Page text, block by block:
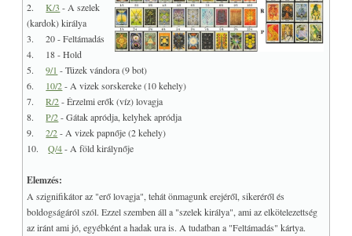
2.K/3 - A szelek
(kardok) királya
3. 20 - Feltámadás
4. 18 - Hold
5.9/1 - Tüzek vándora (9 bot)
6. 10/2- A vizek sorskereke (10 kehely)
7.R/2- Érzelmi erők (víz) lovagja
8.P/2- Gátak apródja, kelyhek apródja
9.2/2- A vizek papnője (2 kehely)
10.Q/4- A föld királynője
Elemzés:
A szignifikátor az "erő lovagja", tehát önmagunk erejéről, sikeréről és
boldogságáról szól. Ezzel szemben áll a "szelek királya", ami az elkötelezettség
az iránt ami jó, egyébként a hadak ura is. A tudatban a "Feltámadás" kártya.